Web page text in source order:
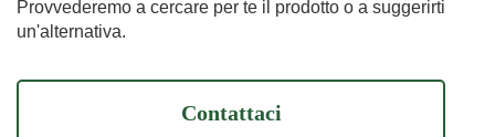
Provvederemo a cercare per te il prodotto o a suggerirti
un'alternativa.
Contattaci